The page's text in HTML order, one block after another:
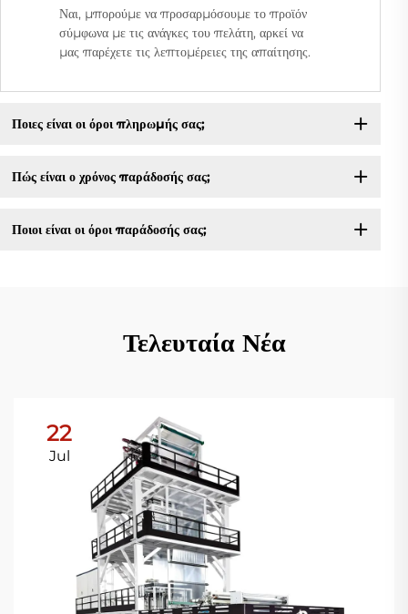
Ναι, μπορούμε να προσαρμόσουμε το προϊόν
σύμφωνα με τις ανάγκες του πελάτη, αρκεί να
μας παρέχετε τις λεπτομέρειες της απαίτησης.
Ποιες είναι οι όροι πληρωμής σας;
Πώς είναι ο χρόνος παράδοσής σας;
Ποιοι είναι οι όροι παράδοσής σας;
Τελευταία Νέα
22
Jul